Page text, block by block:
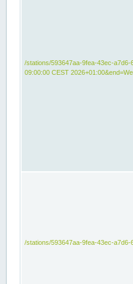
/stations/593647aa-9fea-43ec-
09:00:00 CEST
/stations/593647aa-9fea-43ec-